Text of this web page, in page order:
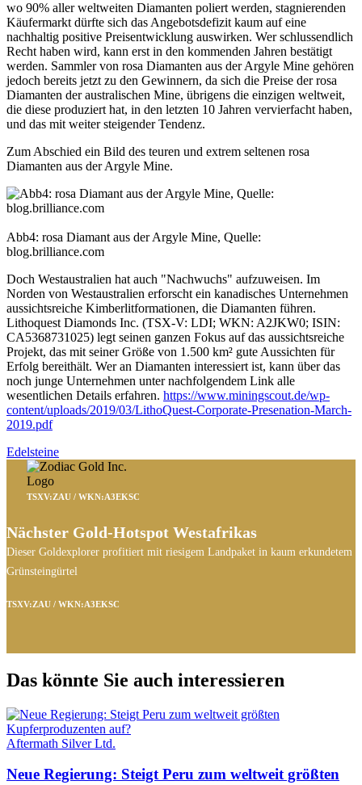
wo 90% aller weltweiten Diamanten poliert werden, stagnierenden
Käufermarkt dürfte sich das Angebotsdefizit kaum auf eine
nachhaltig positive Preisentwicklung auswirken. Wer schlussendlich
Recht haben wird, kann erst in den kommenden Jahren bestätigt
werden. Sammler von rosa Diamanten aus der Argyle Mine gehören
jedoch bereits jetzt zu den Gewinnern, da sich die Preise der rosa
Diamanten der australischen Mine, übrigens die einzigen weltweit,
die diese produziert hat, in den letzten 10 Jahren vervierfacht haben,
und das mit weiter steigender Tendenz.
Zum Abschied ein Bild des teuren und extrem seltenen rosa
Diamanten aus der Argyle Mine.
Abb4: rosa Diamant aus der Argyle Mine, Quelle:
blog.brilliance.com
Doch Westaustralien hat auch "Nachwuchs" aufzuweisen. Im
Norden von Westaustralien erforscht ein kanadisches Unternehmen
aussichtsreiche Kimberlitformationen, die Diamanten führen.
Lithoquest Diamonds Inc. (TSX-V: LDI; WKN: A2JKW0; ISIN:
CA5368731025) legt seinen ganzen Fokus auf das aussichtsreiche
Projekt, das mit seiner Größe von 1.500 km² gute Aussichten für
Erfolg bereithält. Wer an Diamanten interessiert ist, kann über das
noch junge Unternehmen unter nachfolgendem Link alle
wesentlichen Details erfahren. https://www.miningscout.de/wp-
content/uploads/2019/03/LithoQuest-Corporate-Presenation-March-
2019.pdf
Edelsteine
TSXV:ZAU / WKN:A3EKSC
Nächster Gold-Hotspot Westafrikas
Dieser Goldexplorer profitiert mit riesigem Landpaket in kaum erkundetem
Grünsteingürtel
TSXV:ZAU / WKN:A3EKSC
Das könnte Sie auch interessieren
Aftermath Silver Ltd.
Neue Regierung: Steigt Peru zum weltweit größten